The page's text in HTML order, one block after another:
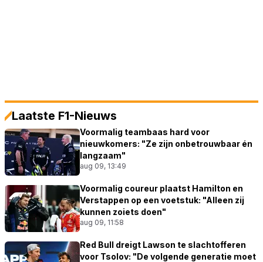
Laatste F1-Nieuws
Voormalig teambaas hard voor
nieuwkomers: "Ze zijn onbetrouwbaar én
langzaam"
aug 09, 13:49
Voormalig coureur plaatst Hamilton en
Verstappen op een voetstuk: "Alleen zij
kunnen zoiets doen"
aug 09, 11:58
Red Bull dreigt Lawson te slachtofferen
voor Tsolov: "De volgende generatie moet